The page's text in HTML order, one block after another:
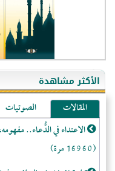
الأكثر مشاهدة
المقالات الصوتيات
الاعتداء في الدُّعاء..
(16960 مرة)
- الولايات المتحدة (72393)
- فيتنام (21563)
-غير معروف (21310)
- الصين (10607)
- كندا (10285)
- فرنسا (9145)